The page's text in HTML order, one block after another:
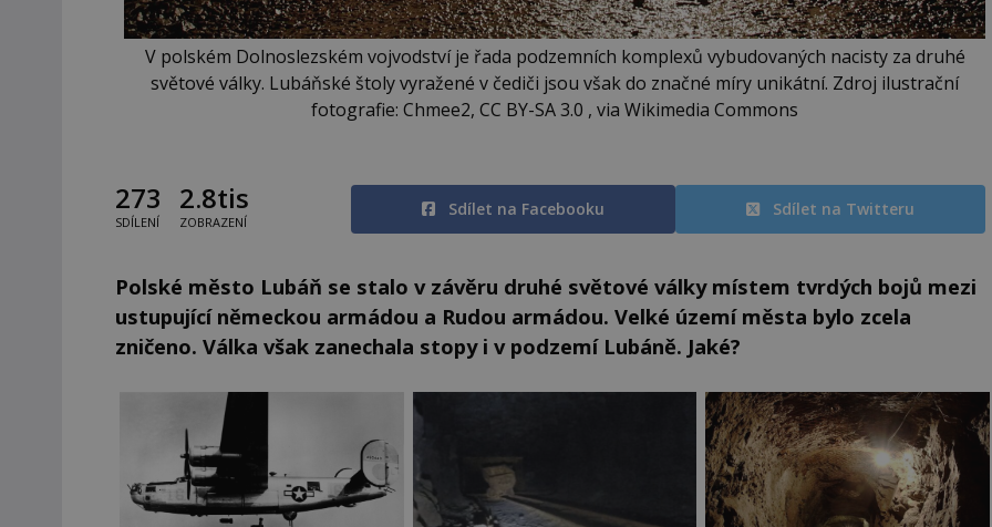
V polském Dolnoslezském vojvodství je řada podzemních komplexů vybudovaných nacisty za druhé
světové války. Lubáňské štoly vyražené v čediči jsou však do značné míry unikátní. Zdroj ilustrační
fotografie: Chmee2, CC BY-SA 3.0 , via Wikimedia Commons
273
SDÍLENÍ
2.8tis
ZOBRAZENÍ
Sdílet na Facebooku Sdílet na Twitteru
Polské město Lubáň se stalo v závěru druhé světové války místem tvrdých bojů mezi
ustupující německou armádou a Rudou armádou. Velké území města bylo zcela
zničeno. Válka však zanechala stopy i v podzemí Lubáně. Jaké?